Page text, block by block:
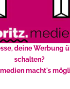
deine Werbung
schalten?
macht's